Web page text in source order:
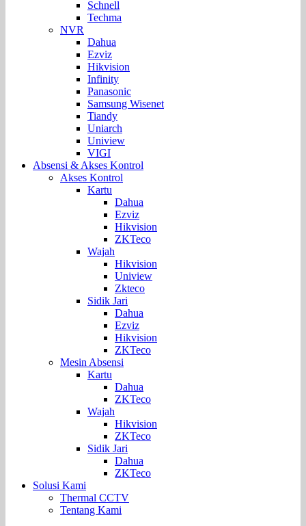
Schnell
Techma
NVR
Dahua
Ezviz
Hikvision
Infinity
Panasonic
Samsung Wisenet
Tiandy
Uniarch
Uniview
VIGI
Absensi & Akses Kontrol
Akses Kontrol
Kartu
Dahua
Ezviz
Hikvision
ZKTeco
Wajah
Hikvision
Uniview
Zkteco
Sidik Jari
Dahua
Ezviz
Hikvision
ZKTeco
Mesin Absensi
Kartu
Dahua
ZKTeco
Wajah
Hikvision
ZKTeco
Sidik Jari
Dahua
ZKTeco
Solusi Kami
Thermal CCTV
Tentang Kami